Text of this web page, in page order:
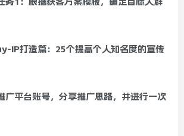
IP打造篇：25个提高个人知名度的宣传
广平台账号，分享推广思路，并进行一次